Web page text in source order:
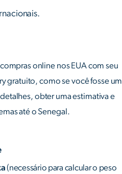
online nos EUA com seu
gratuito, como se você fosse um
obter uma estimativa e
até o Senegal.
(necessário para calcular o peso